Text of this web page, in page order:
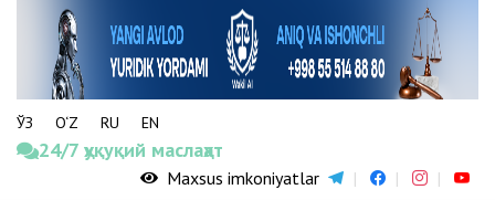
ЎЗ O‘Z RU EN
24/7 ҳуқуқий маслаҳат
Maxsus imkoniyatlar